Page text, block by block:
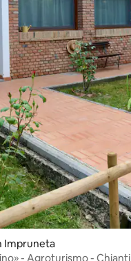
Impruneta
- Agroturismo - Chianti